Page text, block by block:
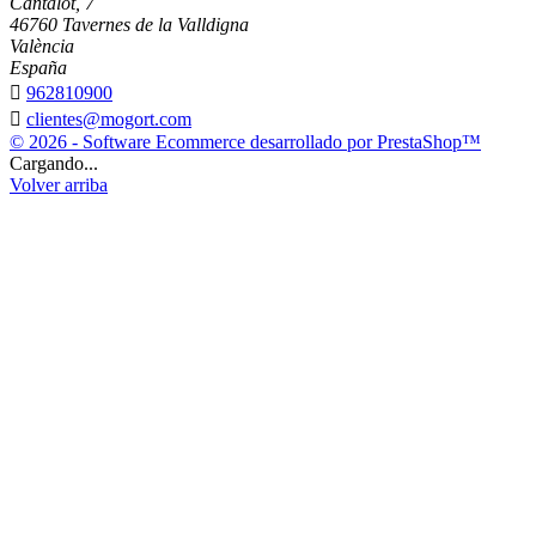
46760 Tavernes de la Valldigna
València
España
 962810900
 clientes@mogort.com
© 2026 - Software Ecommerce desarrollado por PrestaShop™
Cargando...
Volver arriba